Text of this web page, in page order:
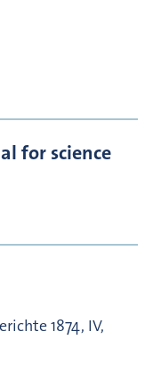
for science
1874, IV,